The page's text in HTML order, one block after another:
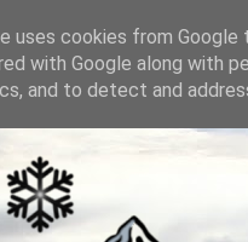
uses cookies from
with Google along with
and to detect and